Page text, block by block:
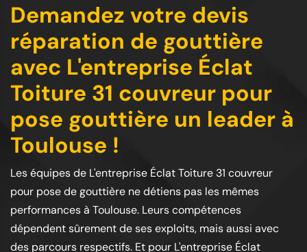
Demandez votre devis
réparation de gouttière
avec L'entreprise Éclat
Toiture 31 couvreur pour
pose gouttière un leader à
Toulouse !
Les équipes de L'entreprise Éclat Toiture 31 couvreur
pour pose de gouttière ne détiens pas les mêmes
performances à Toulouse. Leurs compétences
dépendent sûrement de ses exploits, mais aussi avec
des parcours respectifs. Et pour L'entreprise Éclat